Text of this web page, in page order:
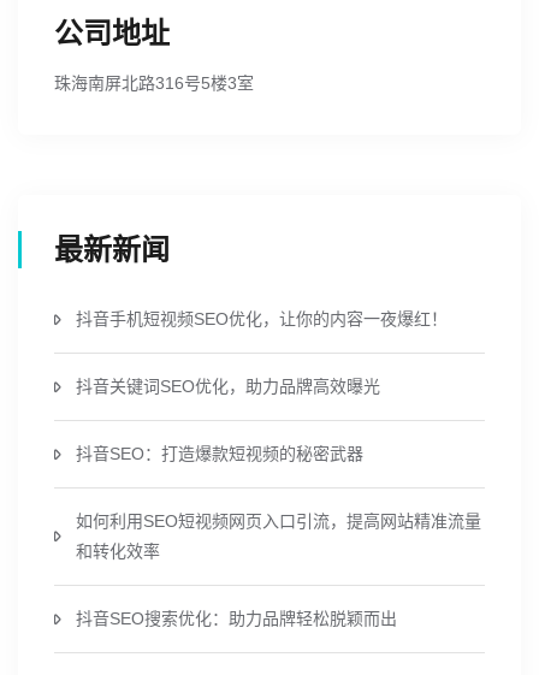
公司地址
珠海南屏北路316号5楼3室
最新新闻
抖音手机短视频SEO优化，让你的内容一夜爆红！
抖音关键词SEO优化，助力品牌高效曝光
抖音SEO：打造爆款短视频的秘密武器
如何利用SEO短视频网页入口引流，提高网站精准流量
和转化效率
抖音SEO搜索优化：助力品牌轻松脱颖而出